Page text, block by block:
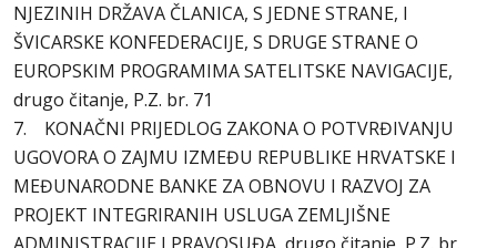
NJEZINIH DRŽAVA ČLANICA, S JEDNE STRANE, I
ŠVICARSKE KONFEDERACIJE, S DRUGE STRANE O
EUROPSKIM PROGRAMIMA SATELITSKE NAVIGACIJE,
drugo čitanje, P.Z. br. 71
7. KONAČNI PRIJEDLOG ZAKONA O POTVRĐIVANJU
UGOVORA O ZAJMU IZMEĐU REPUBLIKE HRVATSKE I
MEĐUNARODNE BANKE ZA OBNOVU I RAZVOJ ZA
PROJEKT INTEGRIRANIH USLUGA ZEMLJIŠNE